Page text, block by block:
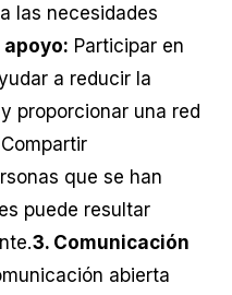
las necesidades
apoyo: Participar en
a reducir la
proporcionar una red
que se han
puede resultar
3. Comunicación
abierta